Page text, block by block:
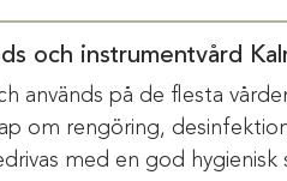
och instrumentvård
används på de flesta
om rengöring,
med en god